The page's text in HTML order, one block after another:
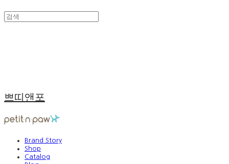
쁘띠앤포
Brand Story
Shop
Catalog